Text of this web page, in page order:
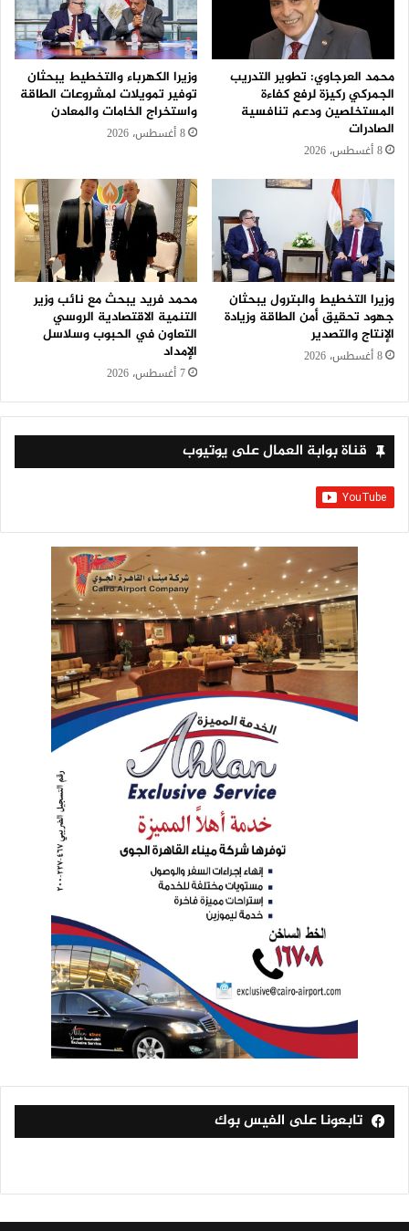
محمد العرجاوي: تطوير التدريب
الجمركي ركيزة لرفع كفاءة
المستخلصين ودعم تنافسية
الصادرات
8 أغسطس، 2026
وزيرا الكهرباء والتخطيط يبحثان
توفير تمويلات لمشروعات الطاقة
واستخراج الخامات والمعادن
8 أغسطس، 2026
وزيرا التخطيط والبترول يبحثان
جهود تحقيق أمن الطاقة وزيادة
الإنتاج والتصدير
8 أغسطس، 2026
محمد فريد يبحث مع نائب وزير
التنمية الاقتصادية الروسي
التعاون في الحبوب وسلاسل
الإمداد
7 أغسطس، 2026
قناة بوابة العمال على يوتيوب
تابعونا على الفيس بوك